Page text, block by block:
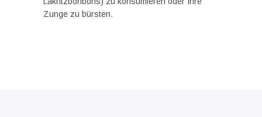
Zunge zu bürsten.